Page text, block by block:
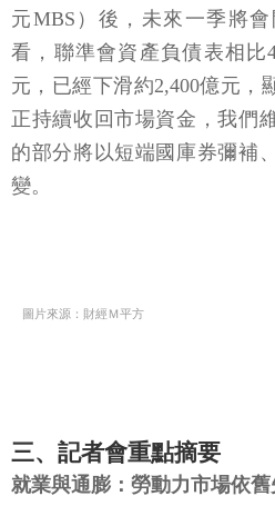
元MBS）後，未來一季將
看，聯準會資產負債表相比
元，已經下滑約2,400億元，
正持續收回市場資金，我們
的部分將以短端國庫券彌補
變。
圖片來源：財經Ｍ平方
三、記者會重點摘要
就業與通膨：勞動力市場依